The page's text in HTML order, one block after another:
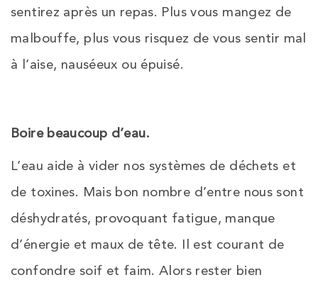
sentirez après un repas. Plus vous mangez de
malbouffe, plus vous risquez de vous sentir mal
à l’aise, nauséeux ou épuisé.
Boire beaucoup d’eau.
L’eau aide à vider nos systèmes de déchets et
de toxines. Mais bon nombre d’entre nous sont
déshydratés, provoquant fatigue, manque
d’énergie et maux de tête. Il est courant de
confondre soif et faim. Alors rester bien